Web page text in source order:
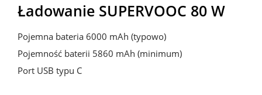
Ładowanie SUPERVOOC 80 W
Pojemna bateria 6000 mAh (typowo)
Pojemność baterii 5860 mAh (minimum)
Port USB typu C